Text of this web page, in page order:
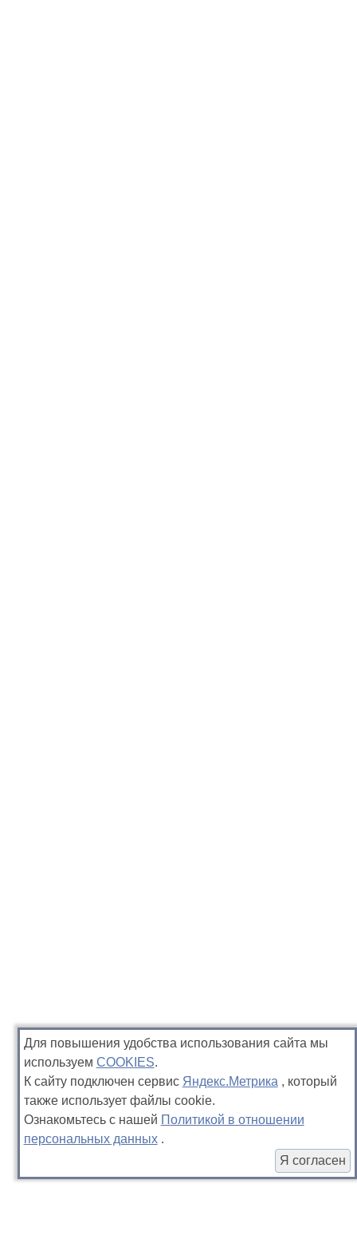
Для повышения удобства использования сайта мы
используемCOOKIES.
К сайту подключен сервис Яндекс.Метрика , который
также использует файлы cookie.
Ознакомьтесь с нашей Политикой в отношении
персональных данных .
Я согласен